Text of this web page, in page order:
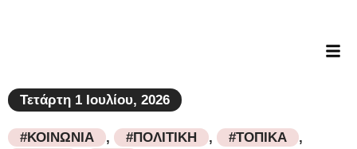
Τετάρτη 1 Ιουλίου, 2026
#ΚΟΙΝΩΝΙΑ , #ΠΟΛΙΤΙΚΗ , #ΤΟΠΙΚΑ
,